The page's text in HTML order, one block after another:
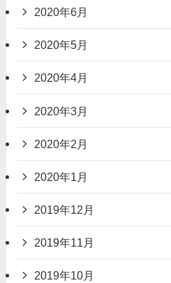
2020年6月
2020年5月
2020年4月
2020年3月
2020年2月
2020年1月
2019年12月
2019年11月
2019年10月